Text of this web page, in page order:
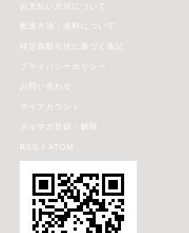
お支払い方法について
配送方法・送料について
特定商取引法に基づく表記
プライバシーポリシー
お問い合わせ
マイアカウント
メルマガ登録・解除
RSS / ATOM